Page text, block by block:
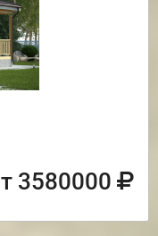
3580000